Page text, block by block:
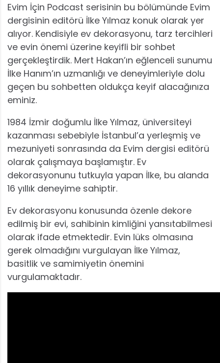
Evim İçin Podcast serisinin bu bölümünde Evim
dergisinin editörü İlke Yılmaz konuk olarak yer
alıyor. Kendisiyle ev dekorasyonu, tarz tercihleri
ve evin önemi üzerine keyifli bir sohbet
gerçekleştirdik. Mert Hakan’ın eğlenceli sunumu
İlke Hanım’ın uzmanlığı ve deneyimleriyle dolu
geçen bu sohbetten oldukça keyif alacağınıza
eminiz.
1984 İzmir doğumlu İlke Yılmaz, üniversiteyi
kazanması sebebiyle İstanbul’a yerleşmiş ve
mezuniyeti sonrasında da Evim dergisi editörü
olarak çalışmaya başlamıştır. Ev
dekorasyonunu tutkuyla yapan İlke, bu alanda
16 yıllık deneyime sahiptir.
Ev dekorasyonu konusunda özenle dekore
edilmiş bir evi, sahibinin kimliğini yansıtabilmesi
olarak ifade etmektedir. Evin lüks olmasına
gerek olmadığını vurgulayan İlke Yılmaz,
basitlik ve samimiyetin önemini
vurgulamaktadır.